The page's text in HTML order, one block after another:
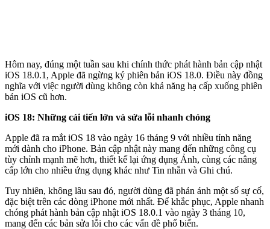
Hôm nay, đúng một tuần sau khi chính thức phát hành bản cập nhật
iOS 18.0.1, Apple đã ngừng ký phiên bản iOS 18.0. Điều này đồng
nghĩa với việc người dùng không còn khả năng hạ cấp xuống phiên
bản iOS cũ hơn.
iOS 18: Những cải tiến lớn và sửa lỗi nhanh chóng
Apple đã ra mắt iOS 18 vào ngày 16 tháng 9 với nhiều tính năng
mới dành cho iPhone. Bản cập nhật này mang đến những công cụ
tùy chỉnh mạnh mẽ hơn, thiết kế lại ứng dụng Ảnh, cùng các nâng
cấp lớn cho nhiều ứng dụng khác như Tin nhắn và Ghi chú.
Tuy nhiên, không lâu sau đó, người dùng đã phản ánh một số sự cố,
đặc biệt trên các dòng iPhone mới nhất. Để khắc phục, Apple nhanh
chóng phát hành bản cập nhật iOS 18.0.1 vào ngày 3 tháng 10,
mang đến các bản sửa lỗi cho các vấn đề phổ biến.